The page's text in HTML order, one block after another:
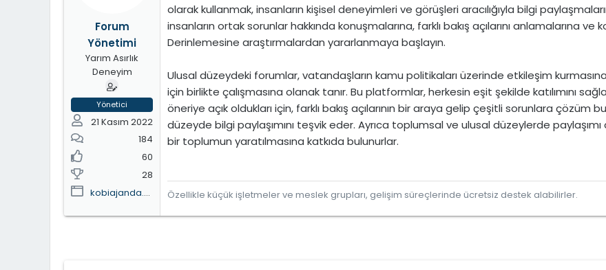
Forum
Yönetimi
Yarım Asırlık
Deneyim
Yönetici
21 Kasım 2022
184
60
28
kobiajanda.home.blog
olarak kullanmak, insanların kişisel deneyimleri ve görüşleri aracılığıyla bilgi
insanların ortak sorunlar hakkında konuşmalarına, farklı bakış açılarını anlamalarına
Derinlemesine araştırmalardan yararlanmaya başlayın.
Ulusal düzeydeki forumlar, vatandaşların kamu politikaları üzerinde etkileşim
için birlikte çalışmasına olanak tanır. Bu platformlar, herkesin eşit şekilde katılımını
öneriye açık oldukları için, farklı bakış açılarının bir araya gelip çeşitli sorunlara çözüm
düzeyde bilgi paylaşımını teşvik eder. Ayrıca toplumsal ve ulusal düzeylerde
bir toplumun yaratılmasına katkıda bulunurlar.
Özellikle küçük işletmeler ve meslek grupları, gelişim süreçlerinde ücretsiz destek alabilirler.